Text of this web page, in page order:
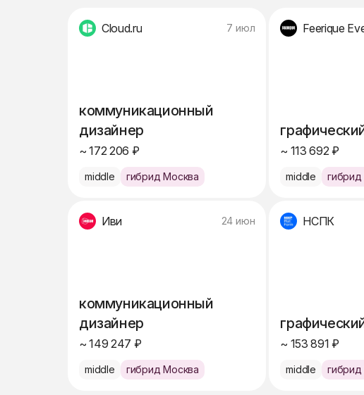
Cloud.ru 7 июл
коммуникационный
дизайнер
~ 172 206 ₽
middle гибрид Москва
Feerique
~ 113 692 ₽
middle
Иви 24 июн
коммуникационный
дизайнер
~ 149 247 ₽
middle гибрид Москва
НСПК
~ 153 891 ₽
middle